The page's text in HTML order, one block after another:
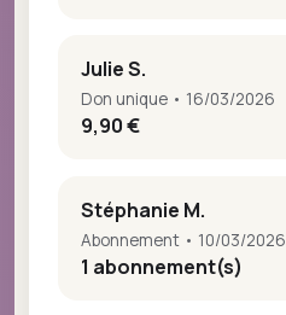
Julie S.
Don unique • 16/03/2026
9,90 €
Stéphanie M.
Abonnement • 10/03/2026
1 abonnement(s)